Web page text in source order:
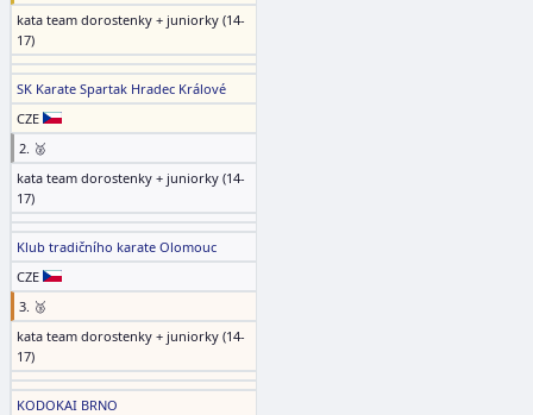
kata team dorostenky + juniorky (14-
17)
SK Karate Spartak Hradec Králové
CZE
2. 🥈
kata team dorostenky + juniorky (14-
17)
Klub tradičního karate Olomouc
CZE
3. 🥉
kata team dorostenky + juniorky (14-
17)
KODOKAI BRNO